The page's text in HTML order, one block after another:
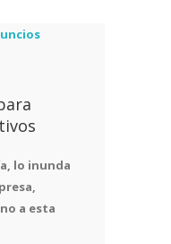
lo inunda
a esta